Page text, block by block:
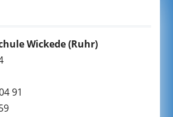
Wickede(Ruhr)
91